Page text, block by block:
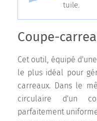
tuile.
Coupe-
Cet outil, équipé
le plus idéal pour
carreaux. Dans le
circulaire d'un
parfaitement